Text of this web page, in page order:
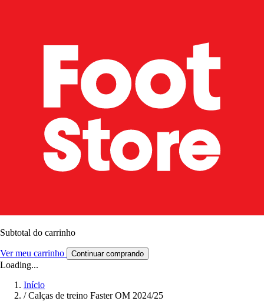
Subtotal do carrinho
Ver meu carrinho Continuar comprando
Loading...
Início
/ Calças de treino Faster OM 2024/25